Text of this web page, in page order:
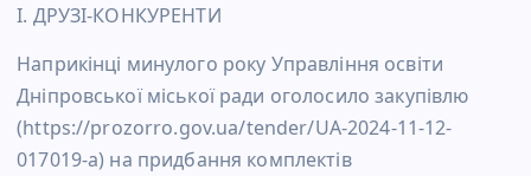
І. ДРУЗІ-КОНКУРЕНТИ
Наприкінці минулого року Управління освіти
Дніпровської міської ради оголосило закупівлю
(https://prozorro.gov.ua/tender/UA-2024-11-12-
017019-a) на придбання комплектів